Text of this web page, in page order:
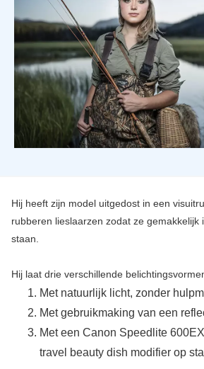
Hij heeft zijn model uitgedost in een
rubberen lieslaarzen zodat ze gemakkelijk
staan.
Hij laat drie verschillende
Met natuurlijk licht, zonder
Met gebruikmaking van een
Met een Canon Speedlite
travel beauty dish modifier op